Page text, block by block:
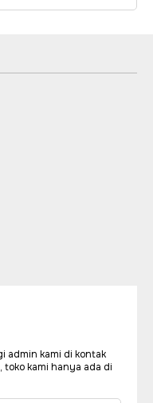
admin kami di kontak
toko kami hanya ada di